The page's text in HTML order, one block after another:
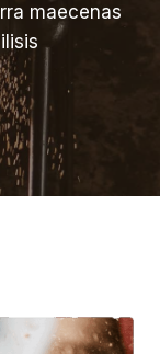
maecenas